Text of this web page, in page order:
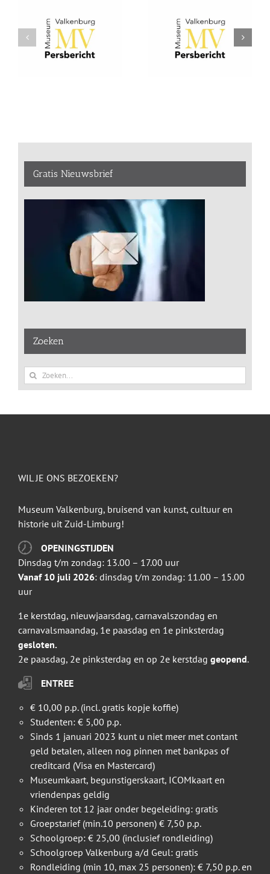
Gratis Nieuwsbrief
Zoeken
Zoeken
naar:
WIL JE ONS BEZOEKEN?
Museum Valkenburg, bruisend van kunst, cultuur en
historie uit Zuid-Limburg!
OPENINGSTIJDEN
Dinsdag t/m zondag: 13.00 – 17.00 uur
Vanaf 10 juli 2026: dinsdag t/m zondag: 11.00 – 15.00
uur
1e kerstdag, nieuwjaarsdag, carnavalszondag en
carnavalsmaandag, 1e paasdag en 1e pinksterdag
gesloten.
2e paasdag, 2e pinksterdag en op 2e kerstdag geopend.
ENTREE
€ 10,00 p.p. (incl. gratis kopje koffie)
Studenten: € 5,00 p.p.
Sinds 1 januari 2023 kunt u niet meer met contant
geld betalen, alleen nog pinnen met bankpas of
creditcard (Visa en Mastercard)
Museumkaart, begunstigerskaart, ICOMkaart en
vriendenpas geldig
Kinderen tot 12 jaar onder begeleiding: gratis
Groepstarief (min.10 personen) € 7,50 p.p.
Schoolgroep: € 25,00 (inclusief rondleiding)
Schoolgroep Valkenburg a/d Geul: gratis
Rondleiding (min 10, max 25 personen): € 7,50 p.p. en